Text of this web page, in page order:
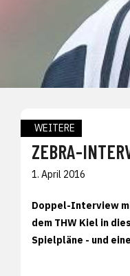
WEITERE
ZEBRA-
1. April 2016
Doppel-Interview
dem THW Kiel in
Spielpläne - und